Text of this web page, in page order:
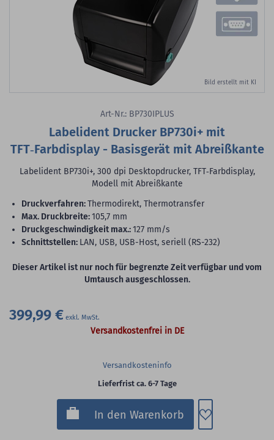
Bild erstellt mit KI
Art-Nr.: BP730IPLUS
Labelident Drucker BP730i+ mit
TFT‑Farbdisplay - Basisgerät mit Abreißkante
Labelident BP730i+, 300 dpi Desktopdrucker, TFT‑Farbdisplay,
Modell mit Abreißkante
Druckverfahren:Thermodirekt, Thermotransfer
max. Druckbreite:105,7 mm
Druckgeschwindigkeit max.:127 mm/s
Schnittstellen: LAN, USB, USB-Host, seriell (RS-232)
Dieser Artikel ist nur noch für begrenzte Zeit verfügbar und vom
Umtausch ausgeschlossen.
399,99 €
Versandkostenfrei in DE
Versandkosteninfo
Lieferfrist ca. 6-7 Tage
In den Warenkorb Zum